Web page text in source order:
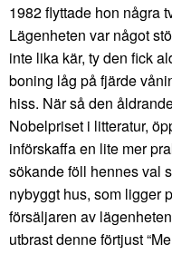
1982 flyttade hon några
Lägenheten var något
inte lika kär, ty den fick
boning låg på fjärde
hiss. När så den
Nobelpriset i litteratur,
införskaffa en lite mer
sökande föll hennes val
nybyggt hus, som ligger
försäljaren av
utbrast denne förtjust